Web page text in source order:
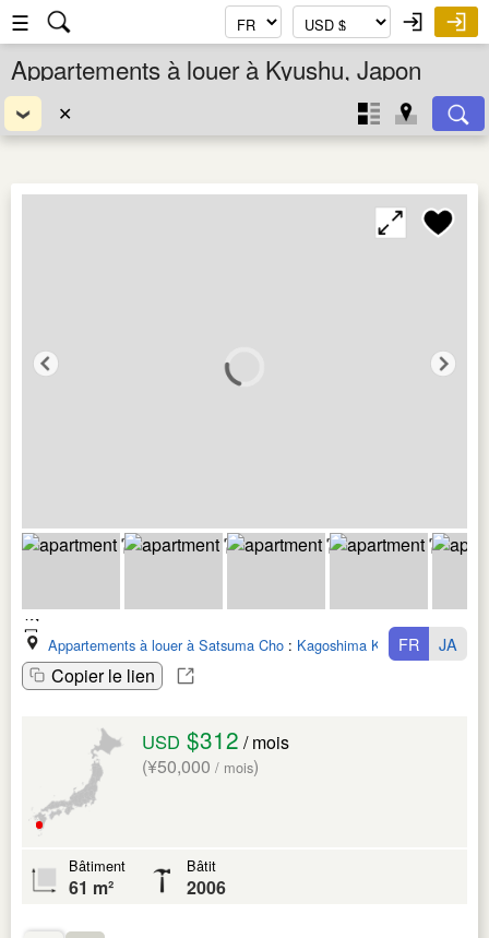
☰
Appartements à louer à Kyushu, Japon
✕
Appartements à louer à Satsuma Cho : Kagoshima Ken
Copier le lien
FR JA
USD $312 / mois
(¥50,000 / mois)
Bâtiment
61 m²
Bâtit
2006